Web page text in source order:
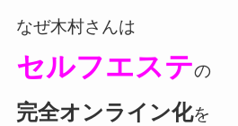
なぜ木村さんは
セルフエステの
完全オンライン化を